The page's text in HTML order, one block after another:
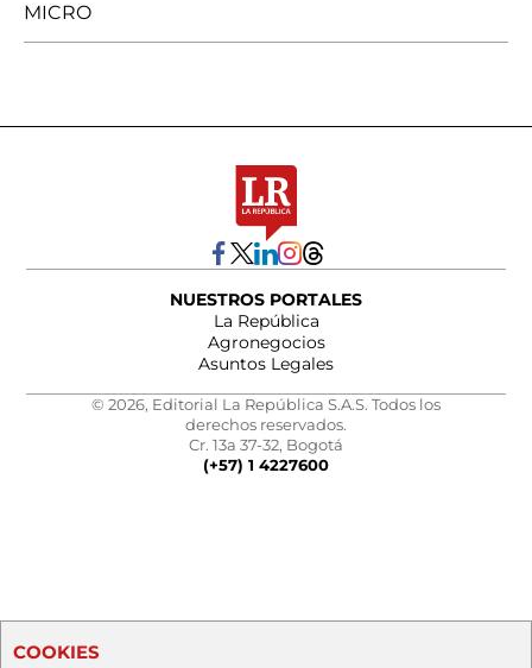
MICRO
NUESTROS PORTALES
La República
Agronegocios
Asuntos Legales
© 2026, Editorial La República S.A.S. Todos los
derechos reservados.
Cr. 13a 37-32, Bogotá
(+57) 1 4227600
COOKIES